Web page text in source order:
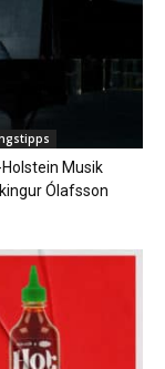
Musik
Ólafsson